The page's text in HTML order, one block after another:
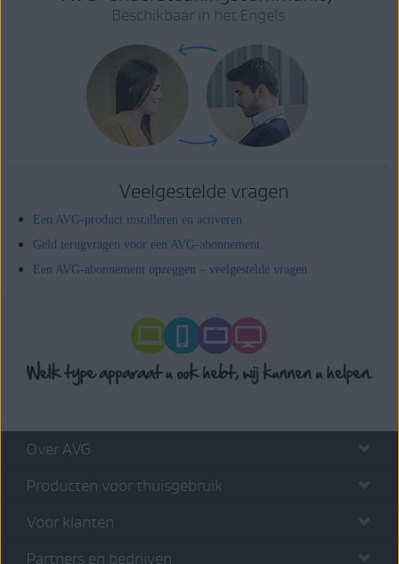
Beschikbaar in het Engels
Veelgestelde vragen
Een AVG-product installeren en activeren
Geld terugvragen voor een AVG-abonnement
Een AVG-abonnement opzeggen – veelgestelde vragen
Over AVG
Producten voor thuisgebruik
Voor klanten
Partners en bedrijven